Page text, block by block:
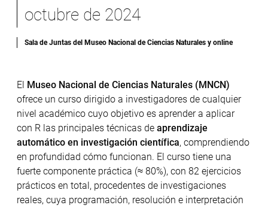
octubre de 2024
Sala de Juntas del Museo Nacional de Ciencias Naturales y online
El Museo Nacional de Ciencias Naturales (MNCN)
ofrece un curso dirigido a investigadores de cualquier
nivel académico cuyo objetivo es aprender a aplicar
con R las principales técnicas deaprendizaje
automático en investigación científica, comprendiendo
en profundidad cómo funcionan. El curso tiene una
fuerte componente práctica (≈ 80%), con 82 ejercicios
prácticos en total, procedentes de investigaciones
reales, cuya programación, resolución e interpretación